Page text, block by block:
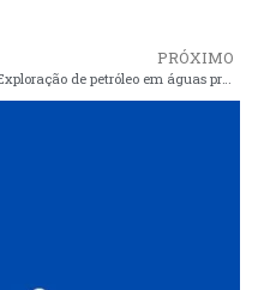
PRÓXIMO
Exploração de petróleo em águas profundas no MA é debatida na Sessão Ordinária do Parlamento Amazônico